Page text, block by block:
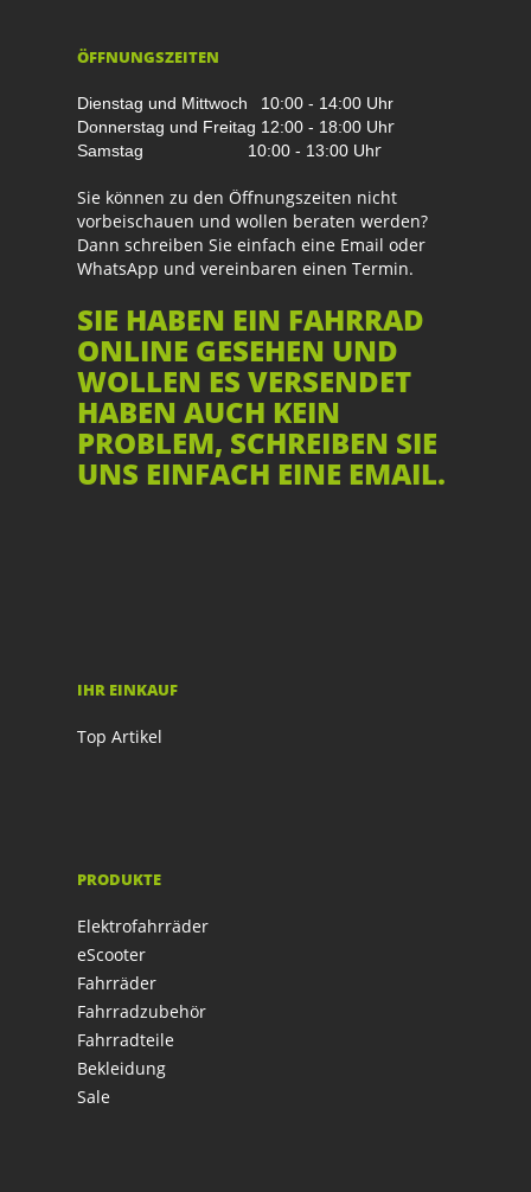
ÖFFNUNGSZEITEN
Dienstag und Mittwoch
10:00 - 14:00 Uhr
Donnerstag und Freitag 12:00 - 18:00 Uhr
Samstag 10:00 - 13:00 Uhr
Sie können zu den Öffnungszeiten nicht
vorbeischauen und wollen beraten werden?
Dann schreiben Sie einfach eine Email oder
WhatsApp und vereinbaren einen Termin.
SIE HABEN EIN FAHRRAD
ONLINE GESEHEN UND
WOLLEN ES VERSENDET
HABEN AUCH KEIN
PROBLEM, SCHREIBEN SIE
UNS EINFACH EINE EMAIL.
IHR EINKAUF
Top Artikel
PRODUKTE
Elektrofahrräder
eScooter
Fahrräder
Fahrradzubehör
Fahrradteile
Bekleidung
Sale